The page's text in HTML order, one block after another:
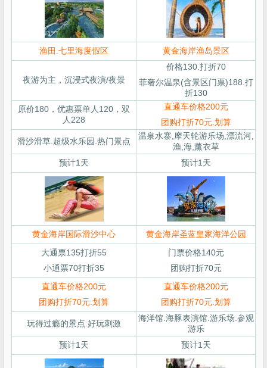
渔田.七里海度假区 黄金海岸渔岛景区
夜游为主，沉浸式夜演/夜景
价格130.打折70
菲奢尔温泉(含景区门票)188.打
折130
原价180，优惠票单人120，双
人228
直通车价格200元
团购打折70元.划算
滑沙滑草.超级水乐园.热门景点
温泉水寨,摩天轮游乐场,漂流河,
渔,海,薰衣草
预计1天
预计1天
黄金海岸国际滑沙中心
黄金海岸圣蓝皇家海洋公园
大通票135打折55
小通票70打折35
门票价格140元
团购打折70元
直通车价格200元
团购打折70元.划算
直通车价格200元
团购打折70元.划算
玩得过瘾的景点.好玩刺激
海洋馆.海豚表演馆.游乐场.参观
游乐
预计1天
预计1天